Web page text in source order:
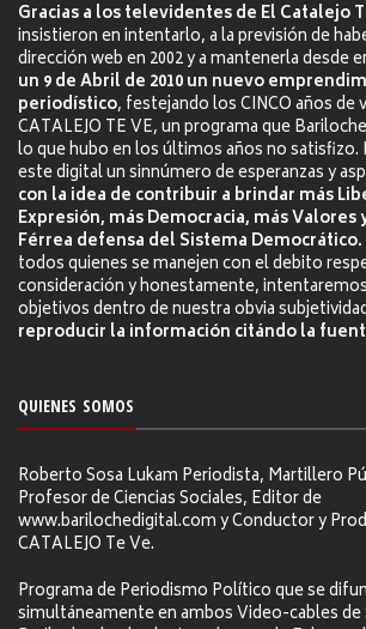
Gracias a los televidentes de El Catalejo
insistieron en intentarlo, a la previsión de
dirección web en 2002 y a mantenerla desde
un 9 de Abril de 2010 un nuevo
periodístico, festejando los CINCO años de
CATALEJO TE VE, un programa que
lo que hubo en los últimos años no
este digital un sinnúmero de esperanzas y
con la idea de contribuir a brindar más
Expresión, más Democracia, más Valores
Férrea defensa del Sistema Democrático.
todos quienes se manejen con el debito
consideración y honestamente,
objetivos dentro de nuestra obvia
reproducir la información citándo la
QUIENES SOMOS
Roberto Sosa Lukam Periodista, Martillero
Profesor de Ciencias Sociales, Editor de
www.barilochedigital.com y Conductor y
CATALEJO Te Ve.
Programa de Periodismo Político que se
simultáneamente en ambos Video-cables de